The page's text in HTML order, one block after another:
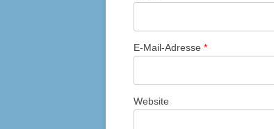
E-Mail-Adresse *
Website